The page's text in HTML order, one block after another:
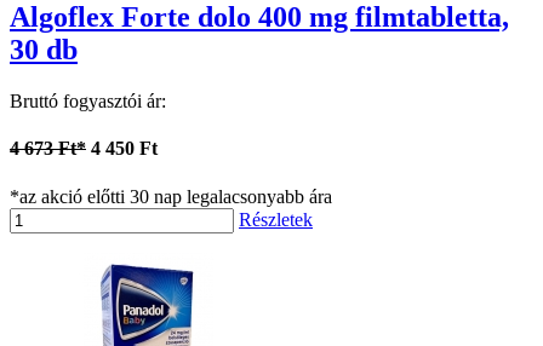
Algoflex Forte dolo 400 mg filmtabletta,
30 db
Bruttó fogyasztói ár:
4 673 Ft* 4 450 Ft
*az akció előtti 30 nap legalacsonyabb ára
Részletek